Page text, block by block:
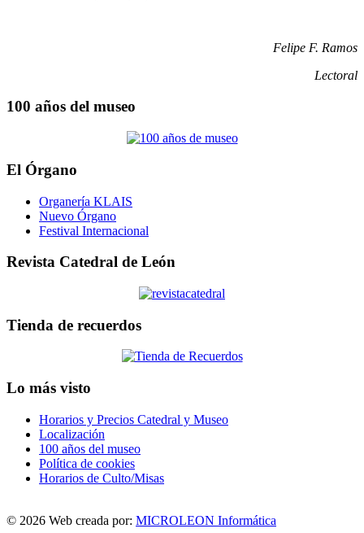
Felipe F. Ramos
Lectoral
100 años del museo
El Órgano
Organería KLAIS
Nuevo Órgano
Festival Internacional
Revista Catedral de León
Tienda de recuerdos
Lo más visto
Horarios y Precios Catedral y Museo
Localización
100 años del museo
Política de cookies
Horarios de Culto/Misas
© 2026 Web creada por: MICROLEON Informática